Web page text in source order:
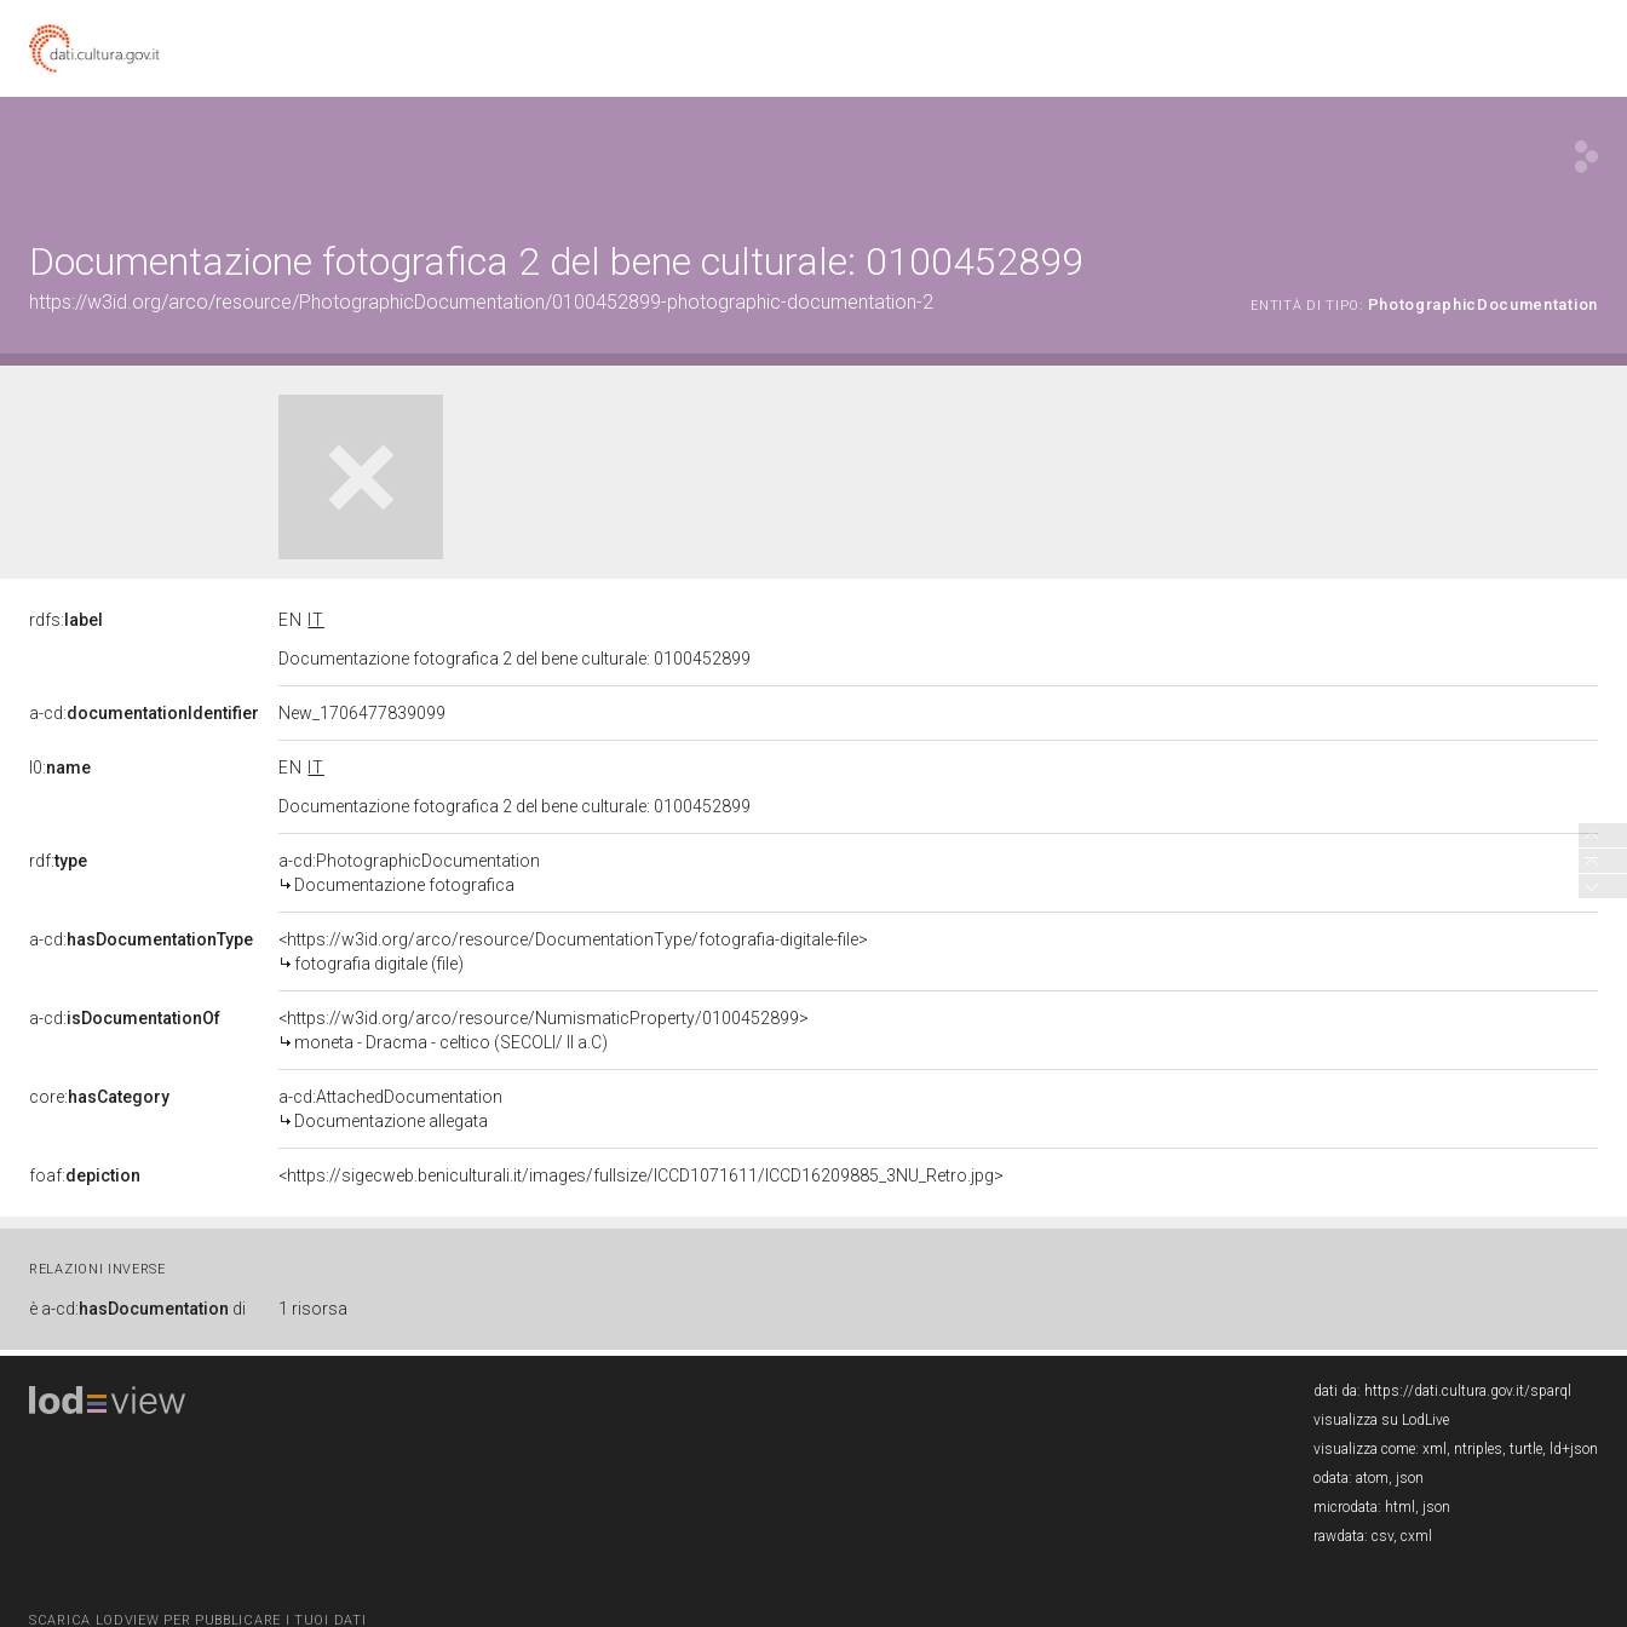
Documentazione fotografica 2 del bene culturale: 0100452899
https://w3id.org/arco/resource/PhotographicDocumentation/0100452899-photographic-documentation-2 ENTITÀ DI TIPO: PhotographicDocumentation
rdfs: label EN
IT
Documentazione fotografica 2 del bene culturale: 0100452899
a-cd:documentationIdentifier New_1706477839099
l0:name EN
IT
Documentazione fotografica 2 del bene culturale: 0100452899
rdf:type
a-cd:PhotographicDocumentation
Documentazione fotografica
a-cd:hasDocumentationType
<https://w3id.org/arco/resource/DocumentationType/fotografia-digitale-file>
fotografia digitale (file)
a-cd:isDocumentationOf
<https://w3id.org/arco/resource/NumismaticProperty/0100452899>
moneta - Dracma - celtico (SECOLI/ II a.C)
core:hasCategory
a-cd:AttachedDocumentation
Documentazione allegata
foaf:depiction <https://sigecweb.beniculturali.it/images/fullsize/ICCD1071611/ICCD16209885_3NU_Retro.jpg>
RELAZIONI INVERSE
è a-cd:hasDocumentation di 1 risorsa
SCARICA LODVIEW PER PUBBLICARE I TUOI DATI
dati da: https://dati.cultura.gov.it/sparql
visualizza su LodLive
visualizza come: xml , ntriples, turtle, ld+json
odata: atom, json
microdata: html , json
rawdata: csv, cxml